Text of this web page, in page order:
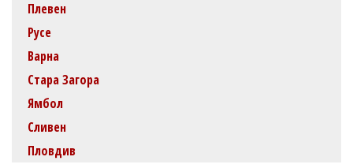
Плевен
Русе
Варна
Стара Загора
Ямбол
Сливен
Пловдив